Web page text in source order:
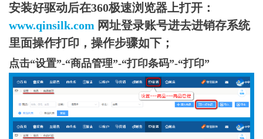
安装好驱动后在360极速浏览器上打开：
www.qinsilk.com 网址登录账号进去进销存系统
里面操作打印，操作步骤如下；
点击“设置”-“商品管理”-“打印条码”-“打印”